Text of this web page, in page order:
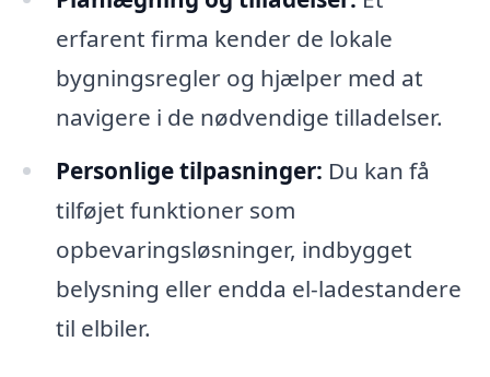
erfarent firma kender de lokale
bygningsregler og hjælper med at
navigere i de nødvendige tilladelser.
Personlige tilpasninger: Du kan få
tilføjet funktioner som
opbevaringsløsninger, indbygget
belysning eller endda el-ladestandere
til elbiler.